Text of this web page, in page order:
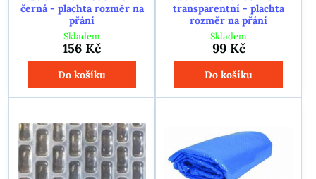
černá - plachta rozměr na
přání
Skladem
156 Kč
Do košíku
transparentní - plachta
rozměr na přání
Skladem
99 Kč
Do košíku